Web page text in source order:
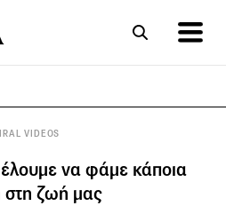
VIDEOS
να φάμε κάποια
στη ζωή μας